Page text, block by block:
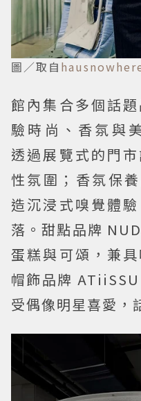
圖／取自
館內集合多個話
驗時尚、香氛與
透過展覽式的門
性氛圍；香氛保
造沉浸式嗅覺體
落。甜點品牌
蛋糕與可頌，兼
帽飾品牌
受偶像明星喜愛，